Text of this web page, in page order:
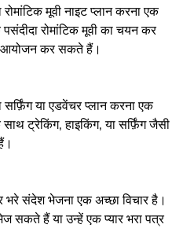
मूवी नाइट प्लान करना एक
रोमांटिक मूवी का चयन कर
आयोजन कर सकते हैं।
या एडवेंचर प्लान करना एक
ट्रेकिंग, हाइकिंग, या सर्फ़िंग जैसी
भरे संदेश भेजना एक अच्छा विचार है।
सकते हैं या उन्हें एक प्यार भरा पत्र